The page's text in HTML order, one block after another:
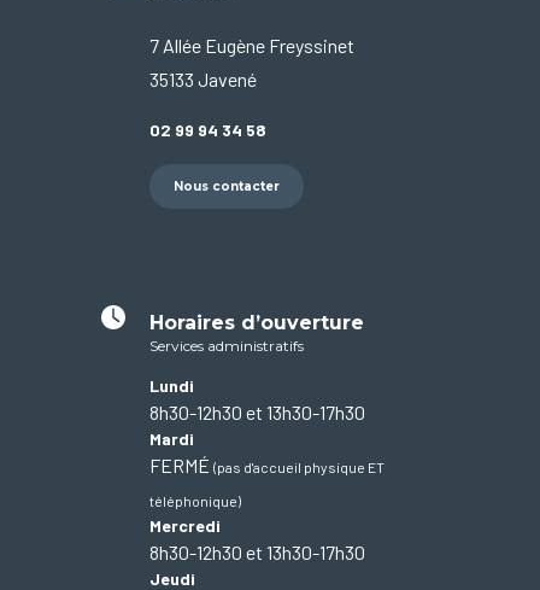
7 Allée Eugène Freyssinet
35133 Javené
02 99 94 34 58
Nous contacter
Horaires d’ouverture
Services administratifs
Lundi
8h30-12h30 et 13h30-17h30
Mardi
FERMÉ (pas d'accueil physique ET
téléphonique)
Mercredi
8h30-12h30 et 13h30-17h30
Jeudi